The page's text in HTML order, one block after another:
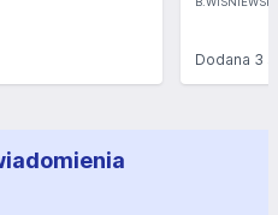
Dodana 3